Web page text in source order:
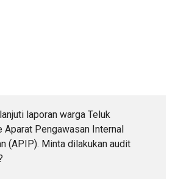
laporan warga Teluk
Aparat Pengawasan Internal
(APIP). Minta dilakukan audit